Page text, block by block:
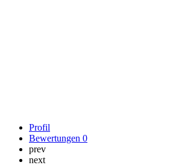
Profil
Bewertungen 0
prev
next